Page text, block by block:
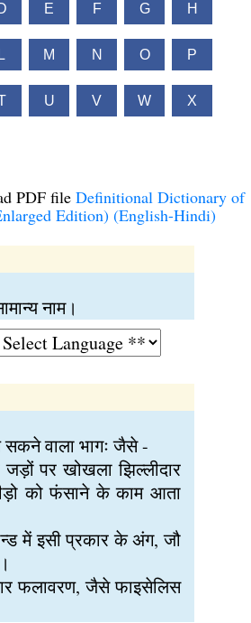
E F G H
L M N O P
U V W X
PDF file Definitional Dictionary of
Edition) (English-Hindi)
नाम।
वाला भागः जैसे -
जड़ों पर खोखला झिल्लीदार
को फंसाने के काम आता
में इसी प्रकार के अंग, जौ
फलावरण, जैसे फाइसेलिस